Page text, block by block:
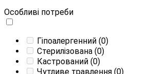
Особливі потреби
Гіпоалергенний (0)
Стерилізована (0)
Кастрований (0)
Чутливе травлення (0)